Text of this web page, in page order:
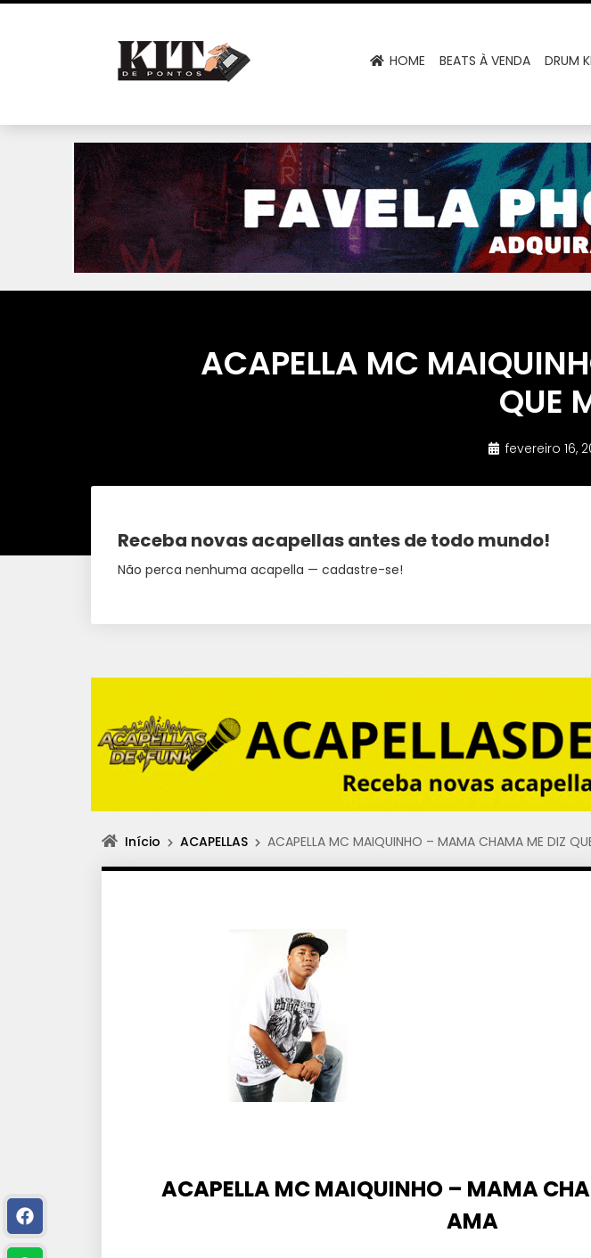
HOME BEATS À VENDA DRUM
ACAPELLA MC
QUE
fevereiro 16,
Receba novas acapellas antes de todo mundo!
Não perca nenhuma acapella — cadastre-se!
Início ACAPELLAS ACAPELLA MC MAIQUINHO – MAMA CHAMA ME DIZ
ACAPELLA MC MAIQUINHO – MAMA
AMA